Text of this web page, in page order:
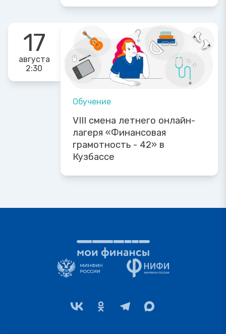
17
августа
2:30
Обучение
VIII смена летнего онлайн-
лагеря «Финансовая
грамотность - 42» в
Кузбассе